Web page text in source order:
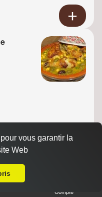
Compte
vous garantir la
Web